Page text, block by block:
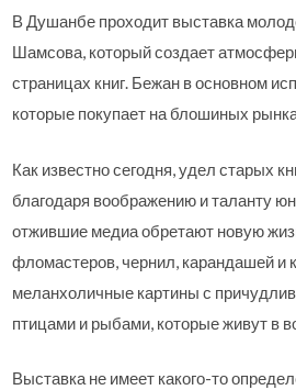
В Душанбе проходит выставка
Шамсова, который создает
страницах книг. Бежан в основном
которые покупает на блошиных
Как известно сегодня, удел старых
благодаря воображению и таланту
отжившие медиа обретают новую
фломастеров, чернил, карандашей и
меланхоличные картины с
птицами и рыбами, которые живут в
Выставка не имеет какого-то